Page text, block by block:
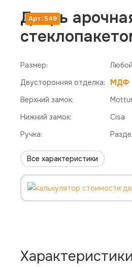
Арт: 549
Дверь
Размер: Любой
Двусторонняя отделка:
МДФ
Верхний замок:
Нижний замок:
Cisa
Ручка:
Все характеристики
Характеристики